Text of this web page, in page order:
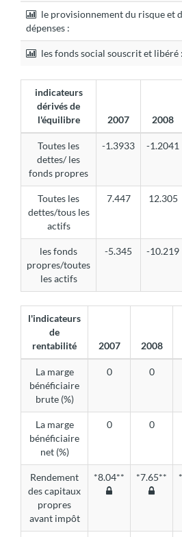
le provisionnement du risque et
dépenses :
les fonds social souscrit et libéré :
indicateurs
dérivés de
l'équilibre
2007 2008
Toutes les
dettes/ les
fonds propres
-1.3933 -1.2041
Toutes les
dettes/tous les
actifs
7.447 12.305
les fonds
propres/toutes
les actifs
-5.345 -10.219
l'indicateurs
de
rentabilité
2007 2008
La marge
bénéficiaire
brute (%)
0 0
La marge
bénéficiaire
net (%)
0 0
Rendement
des capitaux
propres
avant impôt
*8.04** *7.65**